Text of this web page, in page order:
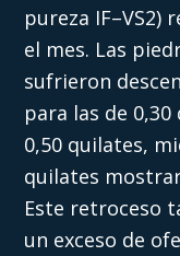
pureza IF–VS2)
el mes. Las
sufrieron
para las de
0,50 quilates,
quilates
Este retroceso
un exceso de